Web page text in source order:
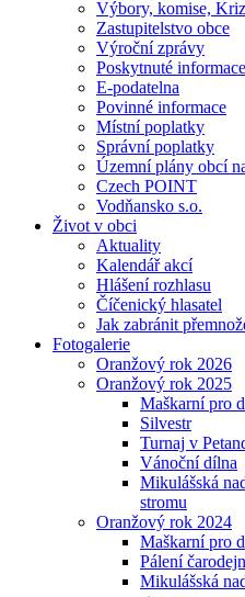
Výbory, komise,
Zastupitelstvo obce
Výroční zprávy
Poskytnuté informace
E-podatelna
Povinné informace
Místní poplatky
Správní poplatky
Územní plány obcí
Czech POINT
Vodňansko s.o.
Život v obci
Aktuality
Kalendář akcí
Hlášení rozhlasu
Číčenický hlasatel
Jak zabránit
Fotogalerie
Oranžový rok 2026
Oranžový rok 2025
Maškarní pro
Silvestr
Turnaj v
Vánoční dílna
Mikulášská
stromu
Oranžový rok 2024
Maškarní pro
Pálení
Mikulášská